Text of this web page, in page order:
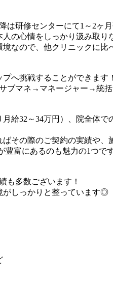
研修センターにて1～2ヶ月
の心情をしっかり汲み取り
なので、他クリニックに比
へ挑戦することができます！
マネ→マネージャー→統括
給32～34万円）、院全体
その際のご契約の実績や
豊富にあるのも魅力の1つで
も多数ございます！
がしっかりと整っています◎